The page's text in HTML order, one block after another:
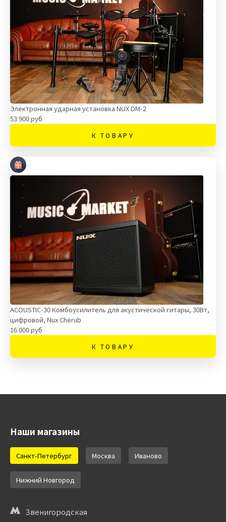
Электронная ударная установка NUX DM-2
53 900 руб
К ТОВАРУ
ACOUSTIC-30 Комбоусилитель для акустической гитары, 30Вт,
цифровой, Nux Cherub
16 000 руб
К ТОВАРУ
Наши магазины
Санкт-Петербург Москва Иваново
Нижний Новгород
Звенигородская